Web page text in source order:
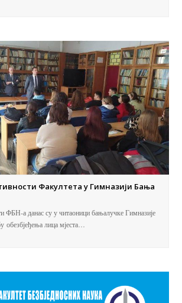
Факултета у Гимназији Бања
ФБН-а данас су у читаоници бањалучке Гимназије
обезбјеђења лица мјеста…